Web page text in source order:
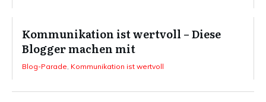
Kommunikation ist wertvoll – Diese
Blogger machen mit
Blog-Parade Kommunikation ist wertvoll